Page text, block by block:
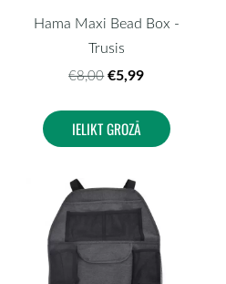
Hama Maxi Bead Box -
Trusis
€8,00 €5,99
IELIKT GROZĀ